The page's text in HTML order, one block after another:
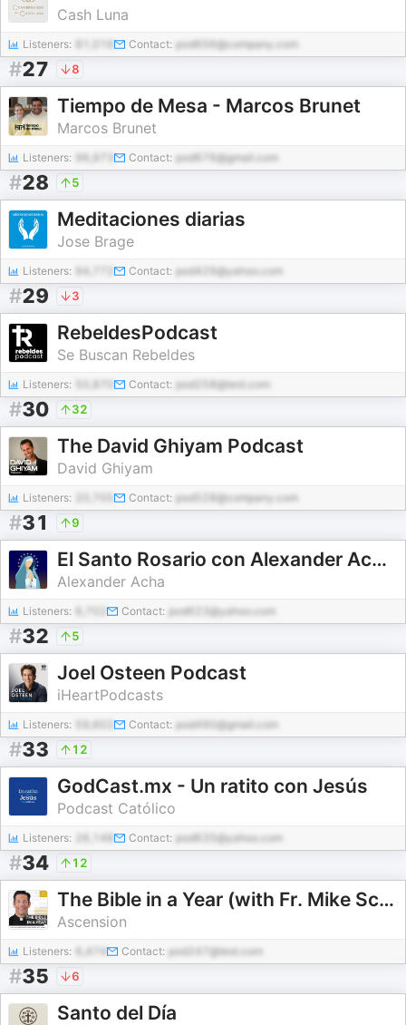
Cash Luna
Listeners: Contact: pod656@company.com
#27 8
Tiempo de Mesa - Marcos Brunet
Marcos Brunet
Listeners: Contact: pod676@gmail.com
#28 5
Meditaciones diarias
Jose Brage
Listeners: 94,772 Contact: pod429@yahoo.com
#29 3
RebeldesPodcast
Se Buscan Rebeldes
Listeners: Contact: pod258@test.com
#30 32
The David Ghiyam Podcast
David Ghiyam
Listeners: Contact: pod528@company.com
#31 9
El Santo Rosario con Alexander Acha y Emmanuel
Alexander Acha
Listeners: Contact: pod623@yahoo.com
#32 5
Joel Osteen Podcast
iHeartPodcasts
Listeners: Contact: pod490@gmail.com
#33 12
GodCast.mx - Un ratito con Jesús
Podcast Católico
Listeners: 26,148 Contact: pod635@yahoo.com
#34 12
The Bible in a Year (with Fr. Mike Schmitz)
Ascension
Listeners: 6,474 Contact: pod247@test.com
#35 6
Santo del Día